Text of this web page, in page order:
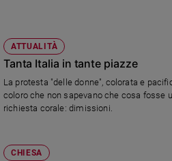
ATTUALITÀ
Tanta Italia in tante piazze
La protesta "delle donne", colorata e
coloro che non sapevano che cosa fosse
richiesta corale: dimissioni.
CHIESA